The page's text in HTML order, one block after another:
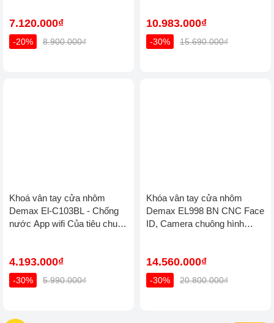
7.120.000₫
-20% 8.900.000₫
10.983.000₫
-30% 15.690.000₫
Khoá vân tay cửa nhôm
Demax El-C103BL - Chống
nước App wifi Của tiêu chuẩn
4.193.000₫
-30% 5.990.000₫
Khóa vân tay cửa nhôm
Demax EL998 BN CNC Face
ID, Camera chuông hình
14.560.000₫
-30% 20.800.000₫